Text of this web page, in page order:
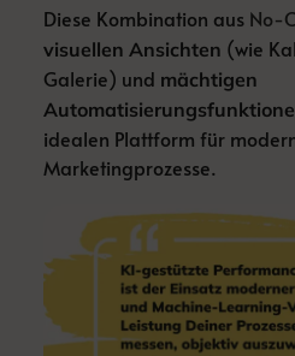
Diese Kombination aus No-
visuellen Ansichten (wie
Galerie) und mächtigen
idealen Plattform für
Marketingprozesse.